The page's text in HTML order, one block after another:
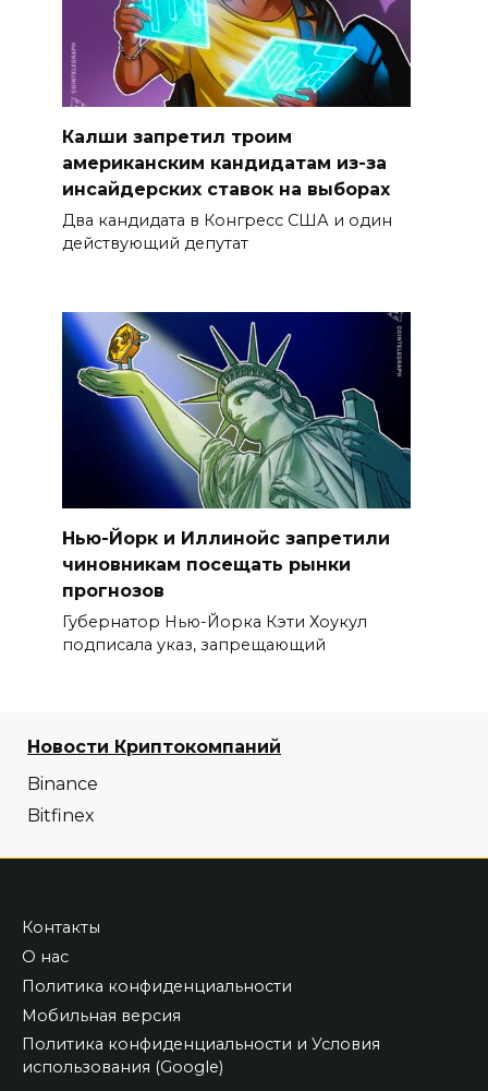
Калши запретил троим
американским кандидатам из-за
инсайдерских ставок на выборах
Два кандидата в Конгресс США и один
действующий депутат
Нью-Йорк и Иллинойс запретили
чиновникам посещать рынки
прогнозов
Губернатор Нью-Йорка Кэти Хоукул
подписала указ, запрещающий
Новости Криптокомпаний
Binance
Bitfinex
Контакты
О нас
Политика конфиденциальности
Мобильная версия
Политика конфиденциальности и Условия
использования (Google)